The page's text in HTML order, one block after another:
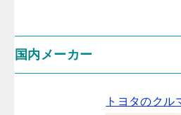
国内メーカー
トヨタのクル